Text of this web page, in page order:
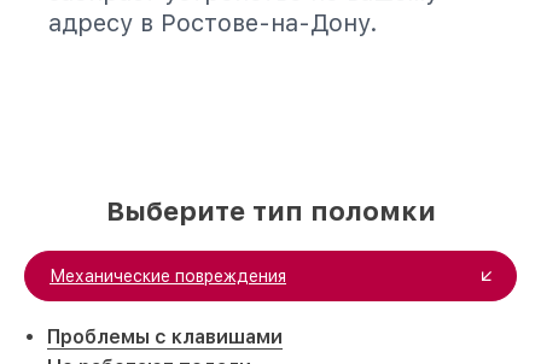
адресу в Ростове-на-Дону.
Выберите тип поломки
Механические повреждения
Проблемы с клавишами